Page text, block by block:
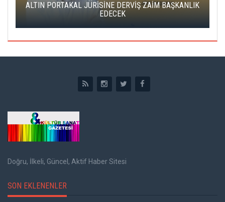
ALTIN PORTAKAL JÜRİSİNE DERVİŞ ZAİM BAŞKANLIK
EDECEK
Doğru, İlkeli, Güncel, Aktif Haber Sitesi
SON EKLENENLER